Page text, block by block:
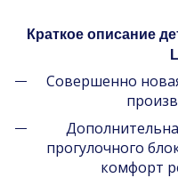
Краткое описание
Совершенно
прогулочного
комфорт